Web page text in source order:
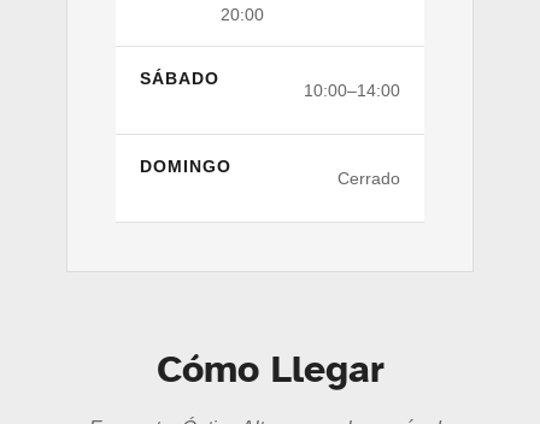
20:00
SÁBADO
10:00–14:00
DOMINGO
Cerrado
Cómo Llegar